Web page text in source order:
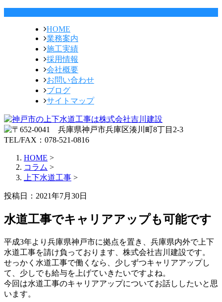
HOME
業務案内
施工実績
採用情報
会社概要
お問い合わせ
ブログ
サイトマップ
HOME >
コラム >
上下水道工事 >
投稿日：2021年7月30日
水道工事でキャリアアップも可能です
平成3年より兵庫県神戸市に拠点を置き、兵庫県内外で上下
水道工事を請け負っております、株式会社吉川建設です。
せっかく水道工事で働くなら、少しずつキャリアアップし
て、少しでも給与を上げていきたいですよね。
今回は水道工事のキャリアアップについてお話ししたいと思
います。